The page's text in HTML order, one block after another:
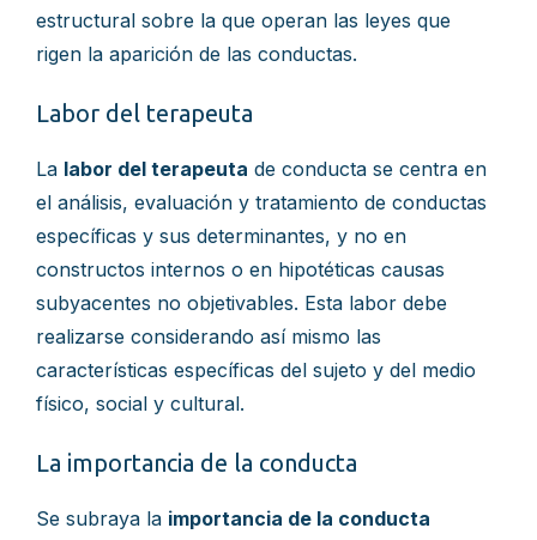
estructural sobre la que operan las leyes que
rigen la aparición de las conductas.
Labor del terapeuta
La labor del terapeuta de conducta se centra en
el análisis, evaluación y tratamiento de conductas
específicas y sus determinantes, y no en
constructos internos o en hipotéticas causas
subyacentes no objetivables. Esta labor debe
realizarse considerando así mismo las
características específicas del sujeto y del medio
físico, social y cultural.
La importancia de la conducta
Se subraya la importancia de la conducta